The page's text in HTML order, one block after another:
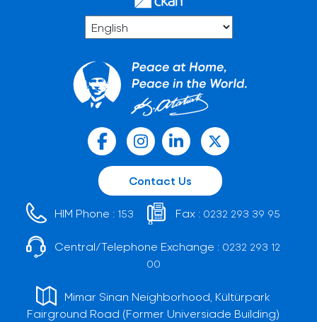
Contact Us
HIM Phone : 153 Fax : 0232 293 39 95
Central/Telephone Exchange : 0232 293 12
00
Mimar Sinan Neighborhood, Kültürpark
Fairground Road (Former Universiade Building)